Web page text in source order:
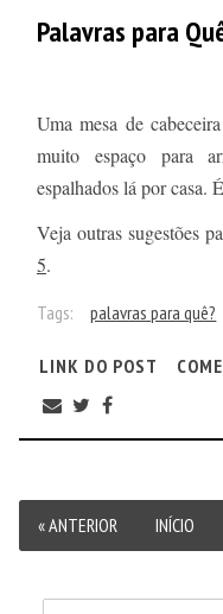
Palavras para
Uma mesa de
muito espaço para
espalhados lá por casa.
Veja outras sugestões
5.
Tags: palavras para quê?
LINK DO POST
« ANTERIOR INÍCIO